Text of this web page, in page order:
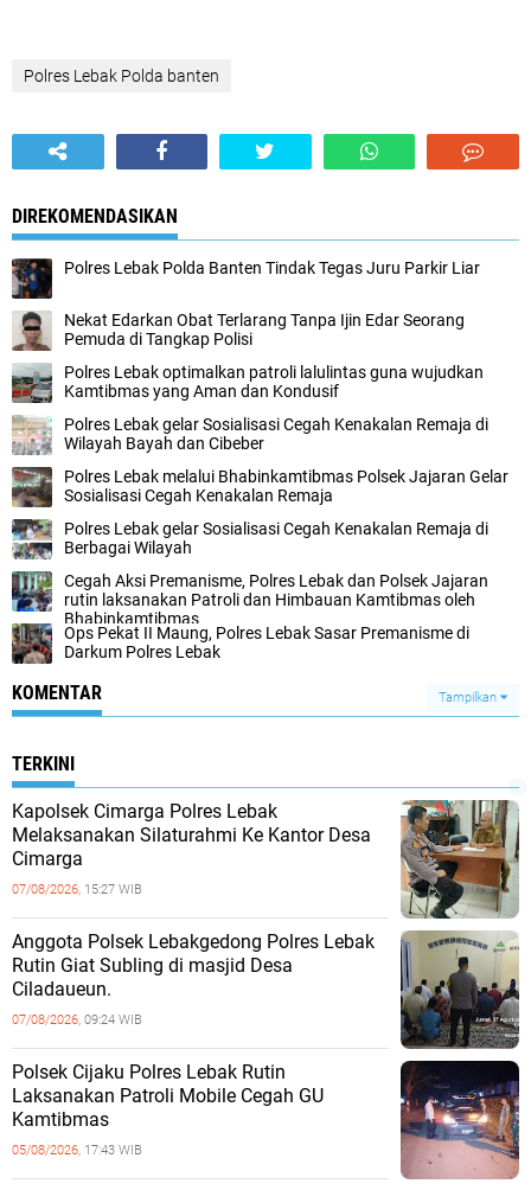
Polres Lebak Polda banten
DIREKOMENDASIKAN
Polres Lebak Polda Banten Tindak Tegas Juru Parkir Liar
Nekat Edarkan Obat Terlarang Tanpa Ijin Edar Seorang
Pemuda di Tangkap Polisi
Polres Lebak optimalkan patroli lalulintas guna wujudkan
Kamtibmas yang Aman dan Kondusif
Polres Lebak gelar Sosialisasi Cegah Kenakalan Remaja di
Wilayah Bayah dan Cibeber
Polres Lebak melalui Bhabinkamtibmas Polsek Jajaran Gelar
Sosialisasi Cegah Kenakalan Remaja
Polres Lebak gelar Sosialisasi Cegah Kenakalan Remaja di
Berbagai Wilayah
Cegah Aksi Premanisme, Polres Lebak dan Polsek Jajaran
rutin laksanakan Patroli dan Himbauan Kamtibmas oleh
Bhabinkamtibmas
Ops Pekat II Maung, Polres Lebak Sasar Premanisme di
Darkum Polres Lebak
KOMENTAR Tampilkan
TERKINI
Kapolsek Cimarga Polres Lebak
Melaksanakan Silaturahmi Ke Kantor Desa
Cimarga
07/08/2026, 15:27 WIB
Anggota Polsek Lebakgedong Polres Lebak
Rutin Giat Subling di masjid Desa
Ciladaueun.
07/08/2026, 09:24 WIB
Polsek Cijaku Polres Lebak Rutin
Laksanakan Patroli Mobile Cegah GU
Kamtibmas
05/08/2026, 17:43 WIB